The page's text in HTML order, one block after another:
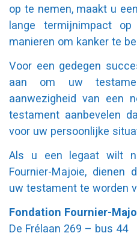
op te nemen, maakt u
lange termijnimpact
manieren om kanker te
Voor een gedegen
aan om uw
aanwezigheid van een
testament aanbevelen
voor uw persoonlijke
Als u een legaat wilt
Fournier-Majoie, dienen
uw testament te worden
Fondation Fournier-
De Frélaan 269 – bus 44